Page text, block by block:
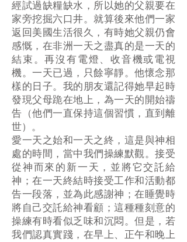
經試過缺糧缺水，所以她的父親要在
家旁挖掘六口井。就算後來他們一家
返回美國生活很久，有時她父親仍會
感慨，在非洲一天之盡真的是一天的
結束。再沒有電燈、收音機或電視
機。一天已過，只餘寧靜。他懷念那
樣的日子。我的朋友還記得她早起時
發現父母跪在地上，為一天的開始禱
告（他們一直保持這個習慣，直到離
世）。
愛一天之始和一天之終，這是與神相
處的時間，當中我們操練默觀。接受
從神而來的新一天，並將它交託給
神；在一天終結時接受工作和活動都
告一段落，並為此感謝神；在睡覺時
將自己交託給神看顧；這種種刻意的
操練有時看似乏味和沉悶。但是，若
我們認真實踐，在早上、正午和晚上